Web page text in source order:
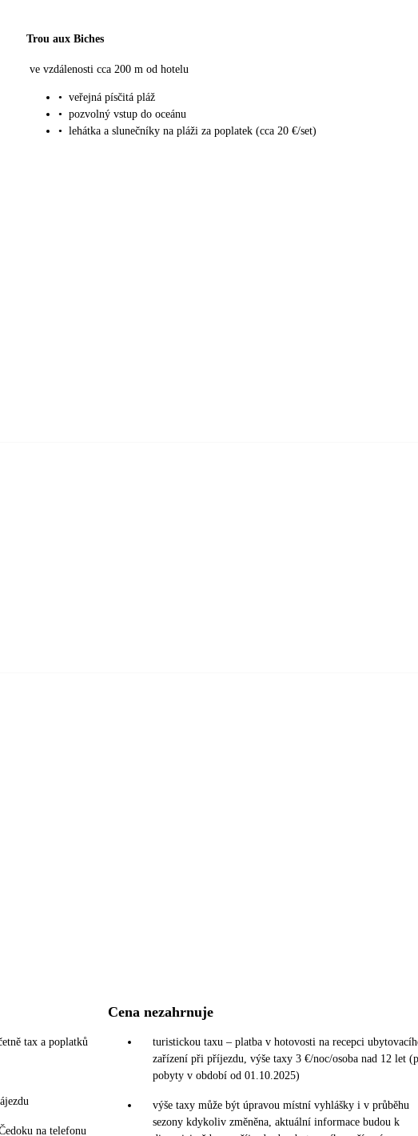
Trou aux Biches
ve vzdálenosti cca 200 m od hotelu
• veřejná písčitá pláž
• pozvolný vstup do oceánu
• lehátka a slunečníky na pláži za poplatek (cca 20 €/set)
tax a poplatků
na telefonu
Cena nezahrnuje
turistickou taxu – platba v hotovosti na recepci
zařízení při příjezdu, výše taxy 3 €/noc/osoba nad 12 let
pobyty v období od 01.10.2025)
výše taxy může být úpravou místní vyhlášky i v průběhu
sezony kdykoliv změněna, aktuální informace budou k